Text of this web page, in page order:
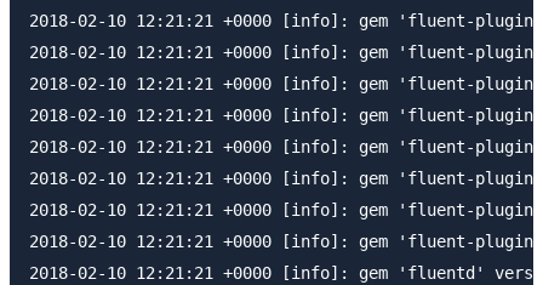
2018-02-10 12:21:21 +0000 [info]: gem 'fluent-
2018-02-10 12:21:21 +0000 [info]: gem 'fluent-
2018-02-10 12:21:21 +0000 [info]: gem 'fluent-
2018-02-10 12:21:21 +0000 [info]: gem 'fluent-
2018-02-10 12:21:21 +0000 [info]: gem 'fluent-
2018-02-10 12:21:21 +0000 [info]: gem 'fluent-
2018-02-10 12:21:21 +0000 [info]: gem 'fluent-
2018-02-10 12:21:21 +0000 [info]: gem 'fluent-
2018-02-10 12:21:21 +0000 [info]: gem 'fluentd'